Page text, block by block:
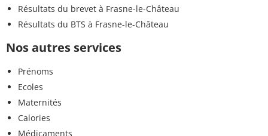
Résultats du brevet à Frasne-le-Château
Résultats du BTS à Frasne-le-Château
Nos autres services
Prénoms
Ecoles
Maternités
Calories
Médicaments